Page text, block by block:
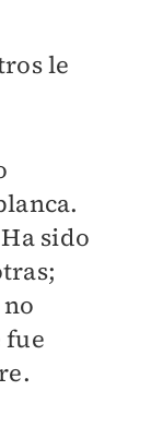
le
sido
fue